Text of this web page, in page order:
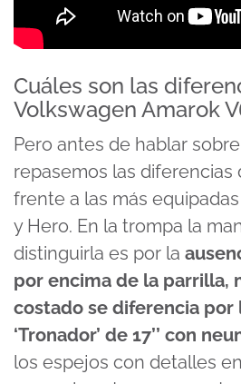
Cuáles son las
Volkswagen Amarok
Pero antes de hablar
repasemos las diferencias
frente a las más
y Hero. En la trompa la
distinguirla es por la
por encima de la parrilla,
costado se diferencia por
‘Tronador’ de 17’’ con
los espejos con detalles